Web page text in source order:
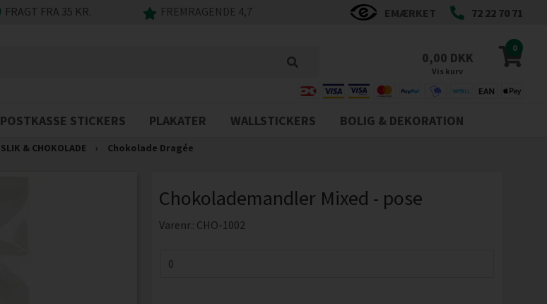
FRAGT FRA 35 KR. FREMRAGENDE 4,7 EMÆRKET 72 22 70 71
0
0,00 DKK
Vis kurv
POSTKASSE STICKERS PLAKATER WALLSTICKERS BOLIG & DEKORATION
SLIK & CHOKOLADE › Chokolade Dragée
Chokolademandler Mixed - pose
Varenr.: CHO-1002